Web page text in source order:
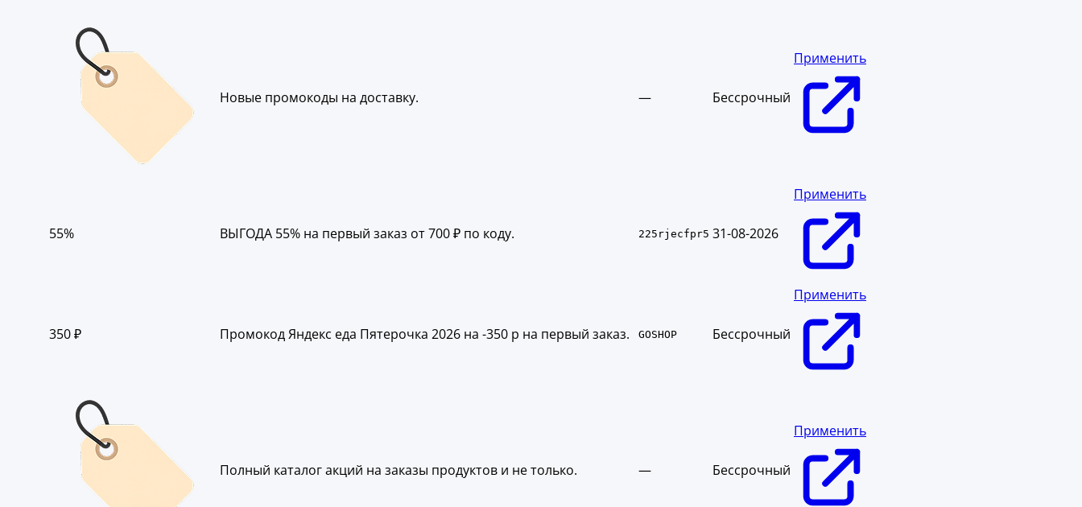
Новые промокоды на доставку. — Бессрочный
Применить
55% ВЫГОДА 55% на первый заказ от 700 ₽ по коду. 225rjecfpr5 31-08-2026
Применить
350 ₽ Промокод Яндекс еда Пятерочка 2026 на -350 р на первый заказ. GOSHOP Бессрочный
Применить
Полный каталог акций на заказы продуктов и не только. — Бессрочный
Применить